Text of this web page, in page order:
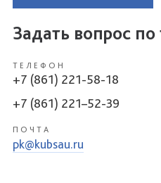
Задать вопрос
ТЕЛЕФОН
+7 (861) 221-58-18
+7 (861) 221–52-39
ПОЧТА
pk@kubsau.ru